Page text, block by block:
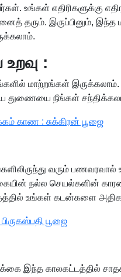
உங்கள் எதிரிகளுக்கு
தரும். இருப்பினும்,
:
மாற்றங்கள்
துணையை நீங்கள்
காண : சுக்கிரன் பூஜை
வரும்
நல்ல செயல்களின்
உங்கள் கடன்களை
பூஜை
இந்த காலகட்டத்தில்